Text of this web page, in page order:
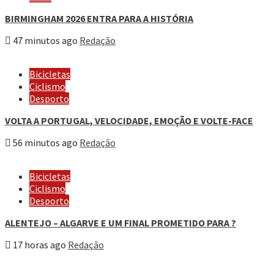
BIRMINGHAM 2026 ENTRA PARA A HISTÓRIA
47 minutos ago Redação
Bicicletas
Ciclismo
Desporto
VOLTA A PORTUGAL, VELOCIDADE, EMOÇÃO E VOLTE-FACE
56 minutos ago Redação
Bicicletas
Ciclismo
Desporto
ALENTEJO – ALGARVE E UM FINAL PROMETIDO PARA ?
17 horas ago Redação